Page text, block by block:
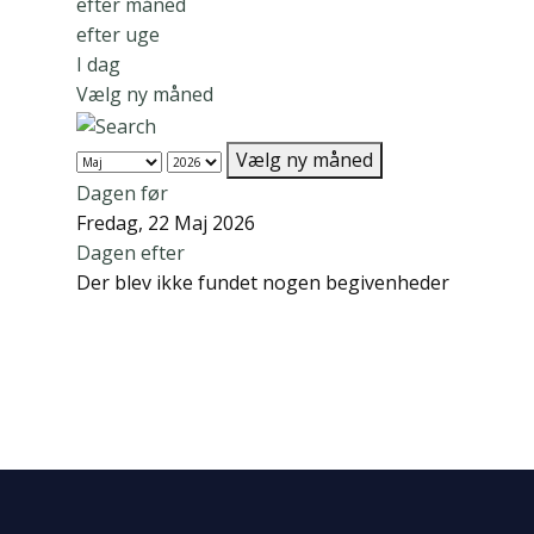
efter uge
I dag
Vælg ny måned
Vælg ny måned
Dagen før
Fredag, 22 Maj 2026
Dagen efter
Der blev ikke fundet nogen begivenheder